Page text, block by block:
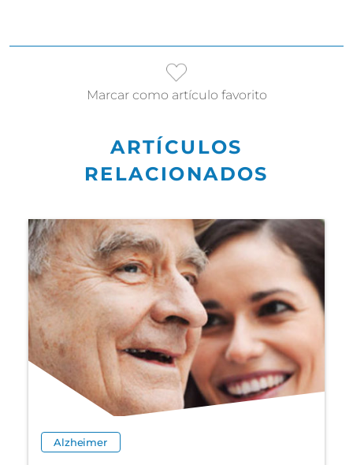
Marcar como artículo favorito
ARTÍCULOS
RELACIONADOS
Alzheimer